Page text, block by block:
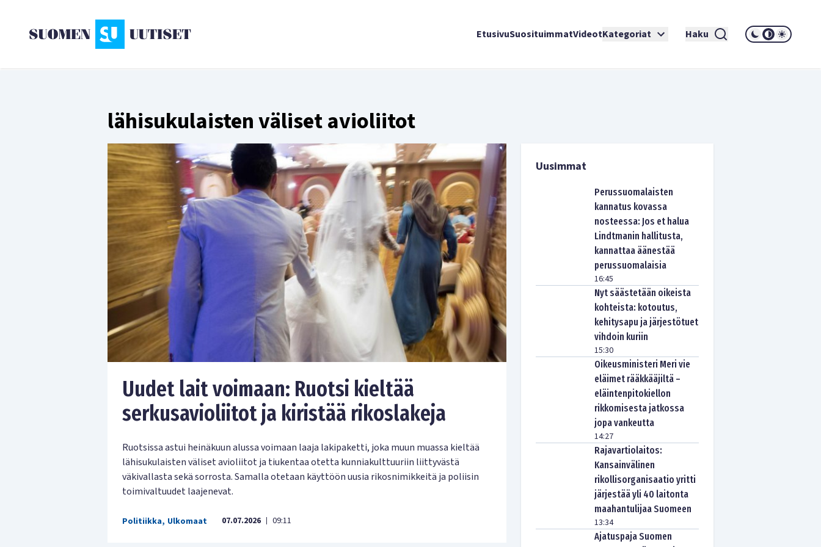
EtusivuSuosituimmatVideotKategoriat Haku
lähisukulaisten väliset avioliitot
Uudet lait voimaan: Ruotsi kieltää
serkusavioliitot ja kiristää rikoslakeja
Ruotsissa astui heinäkuun alussa voimaan laaja lakipaketti, joka muun muassa kieltää
lähisukulaisten väliset avioliitot ja tiukentaa otetta kunniakulttuuriin liittyvästä
väkivallasta sekä sorrosta. Samalla otetaan käyttöön uusia rikosnimikkeitä ja poliisin
toimivaltuudet laajenevat.
Politiikka, Ulkomaat 07.07.2026 | 09:11
Uusimmat
Perussuomalaisten
kannatus kovassa
nosteessa: Jos et halua
Lindtmanin hallitusta,
kannattaa äänestää
perussuomalaisia
16:45
Nyt säästetään oikeista
kohteista: kotoutus,
kehitysapu ja järjestötuet
vihdoin kuriin
15:30
Oikeusministeri Meri vie
eläimet rääkkääjiltä –
eläintenpitokiellon
rikkomisesta jatkossa
jopa vankeutta
14:27
Rajavartiolaitos:
Kansainvälinen
rikollisorganisaatio yritti
järjestää yli 40 laitonta
maahantulijaa Suomeen
13:34
Ajatuspaja Suomen